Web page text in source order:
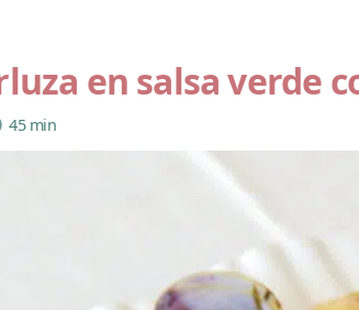
en salsa verde
45 min